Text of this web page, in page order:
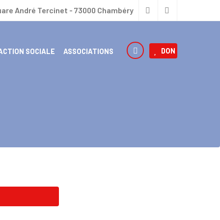
André Tercinet - 73000 Chambéry
DON
SOCIALE ASSOCIATIONS